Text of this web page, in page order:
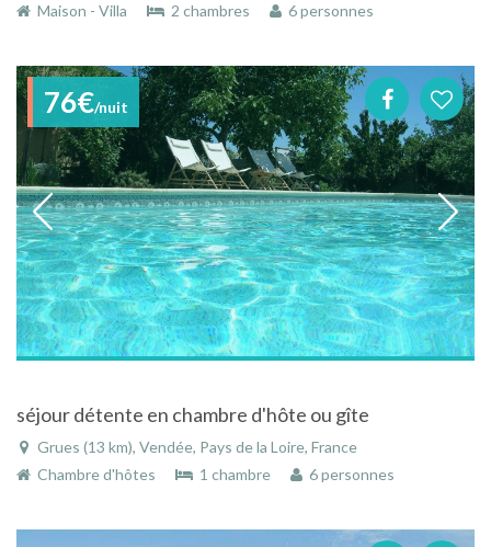
Maison - Villa
2 chambres 6 personnes
76€/nuit
séjour détente en chambre d'hôte ou gîte
Grues (13 km), Vendée, Pays de la Loire, France
Chambre d'hôtes
1 chambre 6 personnes